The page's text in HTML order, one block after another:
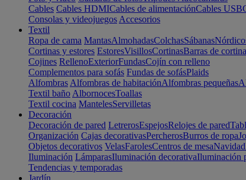
Cables Cables HDMICables de alimentaciónCables USB
Consolas y videojuegos Accesorios
Textil
Ropa de cama MantasAlmohadasColchasSábanas
Cortinas y estores EstoresVisillosCortinasBarras de cortina
Cojines RellenoExteriorFundasCojín con relleno
Complementos para sofás Fundas de sofásPlaids
Alfombras Alfombras de habitaciónAlfombras pequeñas
Textil baño AlbornocesToallas
Textil cocina MantelesServilletas
Decoración
Decoración de pared LetrerosEspejosRelojes de pared
Organización Cajas decorativasPercherosBurros de ropa
Objetos decorativos VelasFarolesCentros de mesaNavidad
Iluminación LámparasIluminación decorativaIluminación
Tendencias y temporadas
Jardín